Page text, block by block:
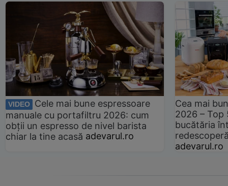
VIDEO
Cele mai bune espressoare
manuale cu portafiltru 2026: cum
obții un espresso de nivel barista
chiar la tine acasă adevarul.ro
Cea mai
2026 –
bucătăria
adevarul.ro